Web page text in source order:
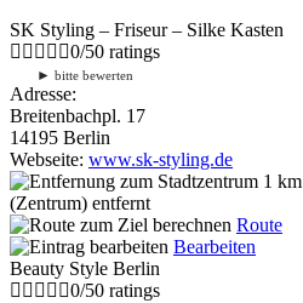
SK Styling – Friseur – Silke Kasten
0/50 ratings
► bitte bewerten
Adresse:
Breitenbachpl. 17
14195 Berlin
Webseite: www.sk-styling.de
1 km
(Zentrum) entfernt
Route
Bearbeiten
Beauty Style Berlin
0/50 ratings